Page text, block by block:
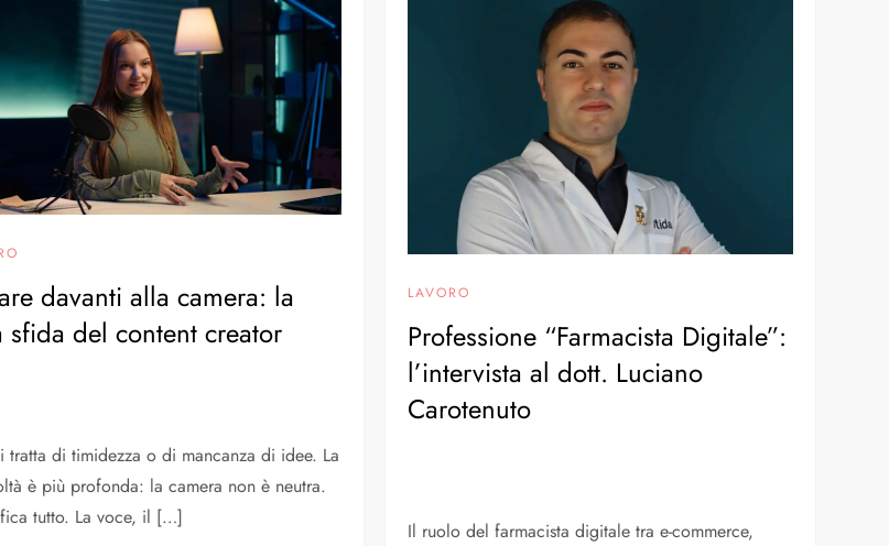
davanti alla camera: la
sfida del content creator
tratta di timidezza o di mancanza di idee. La
è più profonda: la camera non è neutra.
tutto. La voce, il […]
LAVORO
Professione “Farmacista Digitale”:
l’intervista al dott. Luciano
Carotenuto
Il ruolo del farmacista digitale tra e-commerce,